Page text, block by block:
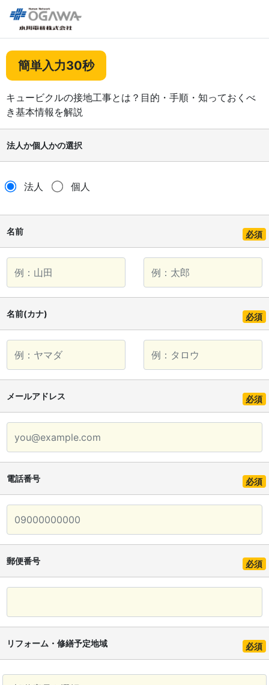
簡単入力30秒
キュービクルの接地工事とは？目的・手順・知っておくべ
き基本情報を解説
法人か個人かの選択
法人 個人
名前 必須
名前(カナ) 必須
メールアドレス 必須
電話番号 必須
郵便番号 必須
リフォーム・修繕予定地域 必須